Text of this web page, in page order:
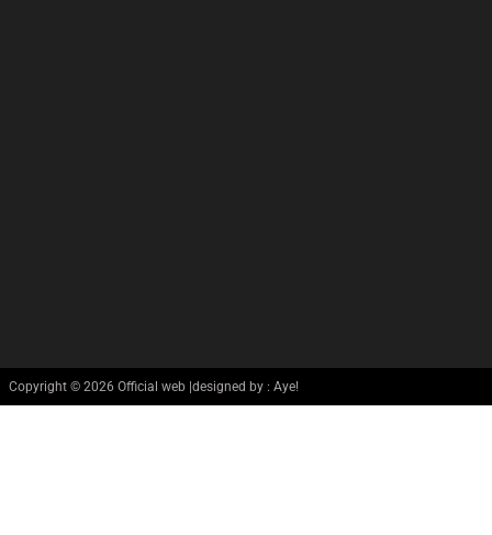
Copyright © 2026 Official web |designed by : Aye!